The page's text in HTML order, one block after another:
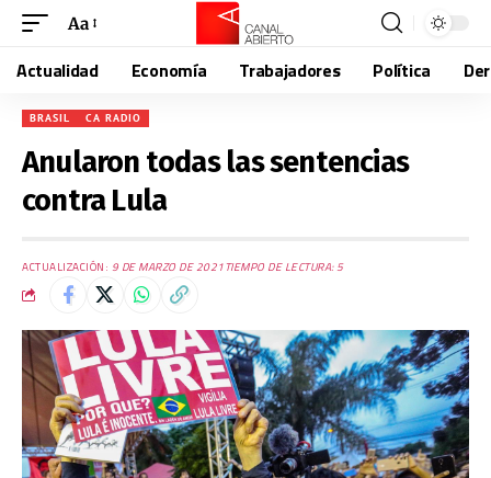
Aa
Actualidad Economía Trabajadores Política
BRASIL CA RADIO
Anularon todas las sentencias
contra Lula
ACTUALIZACIÓN: 9 DE MARZO DE 2021TIEMPO DE LECTURA: 5